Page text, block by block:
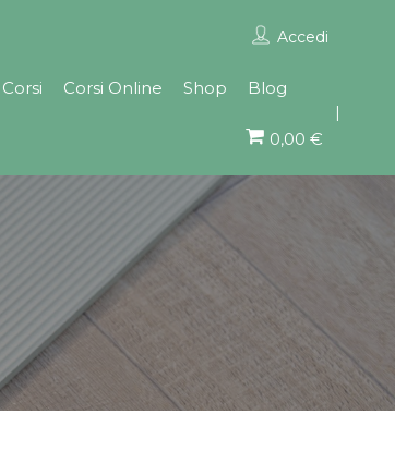
Accedi
Corsi Corsi Online Shop Blog
0,00 €